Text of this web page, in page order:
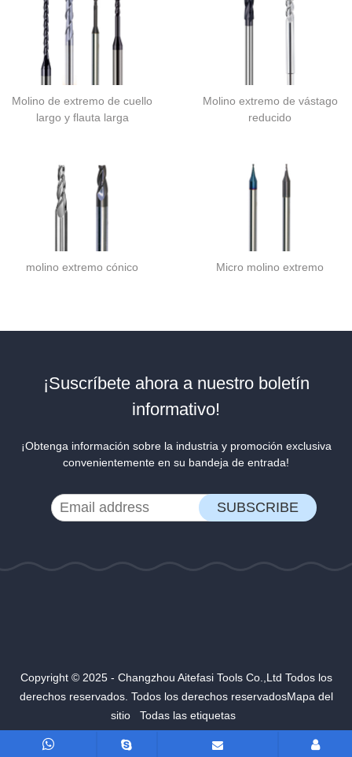
Molino de extremo de cuello
largo y flauta larga
Molino extremo de vástago
reducido
molino extremo cónico Micro molino extremo
¡Suscríbete ahora a nuestro boletín
informativo!
¡Obtenga información sobre la industria y promoción exclusiva
convenientemente en su bandeja de entrada!
Copyright © 2025 - Changzhou Aitefasi Tools Co.,Ltd Todos los
derechos reservados. Todos los derechos reservadosMapa del
sitio
Todas las etiquetas